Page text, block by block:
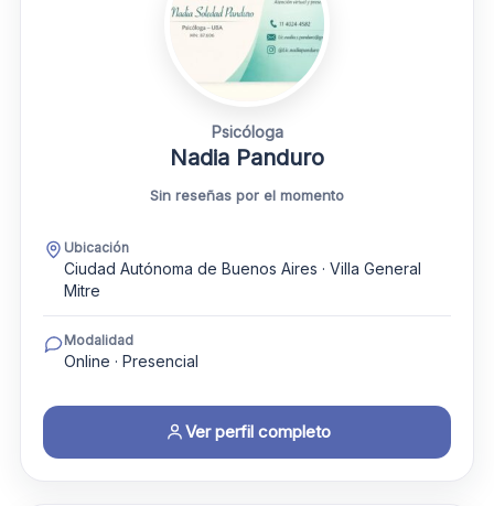
Psicóloga
Nadia Panduro
Sin reseñas por el momento
Ubicación
Ciudad Autónoma de Buenos Aires · Villa General
Mitre
Modalidad
Online · Presencial
Ver perfil completo